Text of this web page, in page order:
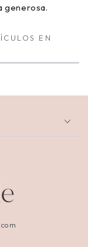
generosa.
EN